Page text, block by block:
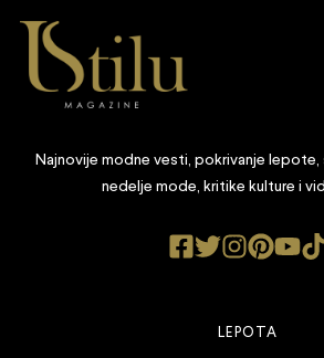
Najnovije modne vesti, pokrivanje lepote,
nedelje mode, kritike kulture i
LEPOTA